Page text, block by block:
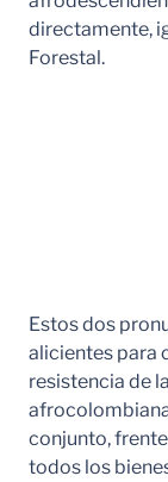
directamente,
Forestal.
Estos dos
alicientes para
resistencia de
conjunto,
todos los